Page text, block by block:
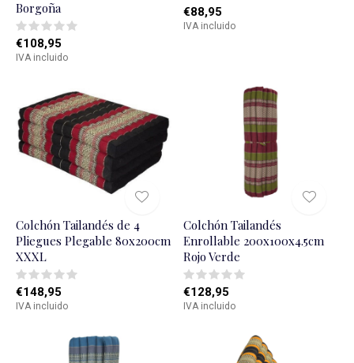
Borgoña
€108,95
IVA incluido
€88,95
IVA incluido
Colchón Tailandés de 4
Pliegues Plegable 80x200cm
XXXL
€148,95
IVA incluido
Colchón Tailandés
Enrollable 200x100x4.5cm
Rojo Verde
€128,95
IVA incluido